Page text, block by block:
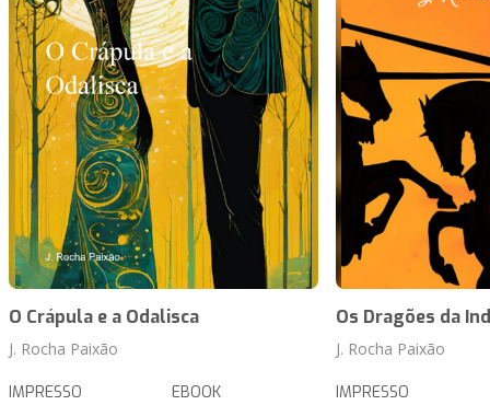
O Crápula e a Odalisca
J. Rocha Paixão
IMPRESSO EBOOK
Os Dragões da
J. Rocha Paixão
IMPRESSO